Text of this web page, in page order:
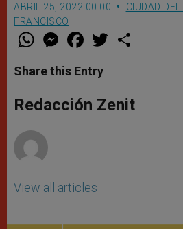
ABRIL 25, 2022 00:00 CIUDAD
FRANCISCO
W
t
s
p
p
M
e
s
e
g
e
F
a
e
b
o
k
w
r
Share this Entry
Redacción Zenit
View all articles